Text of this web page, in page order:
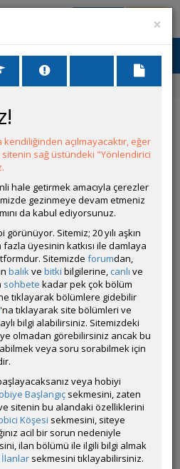
Profili
Ozmoziz
Forum Üyesi
0 adet mevcut.
21
Aktif
Çevrim Dışı
28 Temmuz 2025 16:40
22 Saat 20 Dakikaönce
47 [0.12 Gün Ortalaması]
12 (Son 6 Ay)
1
Gör
×
açılmayacaktır, eğer
sağ üstündeki "Yönlendirici
hale getirmek amacıyla çerezler
gezinmeye devam etmeniz
da kabul ediyorsunuz.
Sitemiz; 20 yılı aşkın
üyesinin katkısı ile damlaya
Sitemizde forumdan,
balıkve bitki bilgilerine, canlı ve
sohbete kadar pek çok bölüm
tıklayarak bölümlere gidebilir
'na tıklayarak site bölümleri ve
bilgi alabilirsiniz. Sitemizdeki
olmadan görebilirsiniz ancak bu
veya soru sorabilmek için
veya hobiyi
Başlangıç sekmesini, zaten
sitenin bu alandaki özelliklerini
Köşesi sekmesini, siteye
acil bir sorun nedeniyle
ilan bölümü ile ilgili bilgi almak
İlanlar sekmesini tıklayabilirsiniz.